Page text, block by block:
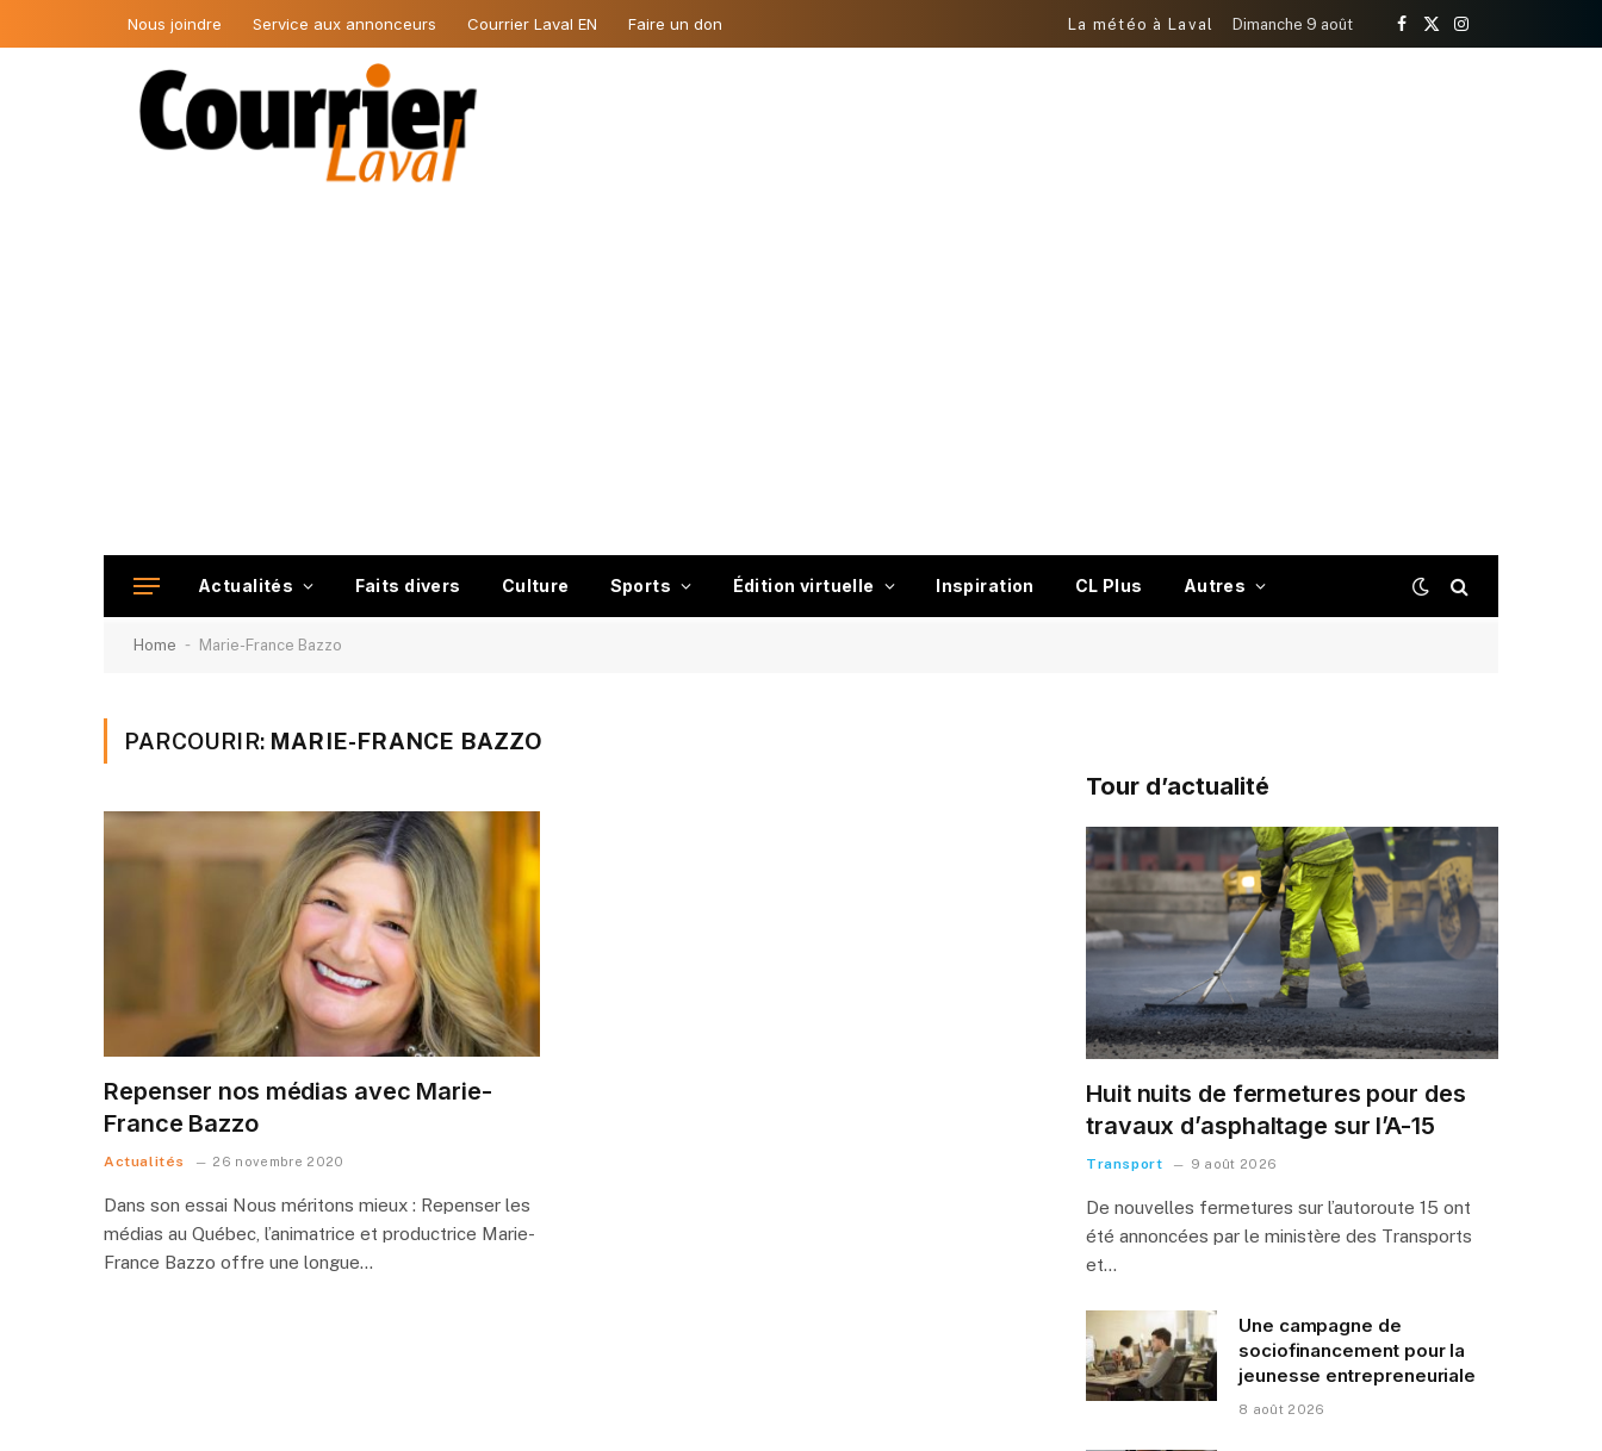
Nous joindre Service aux annonceurs Courrier Laval EN Faire un don La météo à Laval Dimanche 9 août
Facebook
X
Instagram
Actualités Faits divers Culture Sports Édition virtuelle Inspiration CL Plus Autres
Home - Marie-France Bazzo
PARCOURIR: MARIE-FRANCE BAZZO
Repenser nos médias avec Marie-
France Bazzo
Actualités 26 novembre 2020
Dans son essai Nous méritons mieux : Repenser les
médias au Québec, l’animatrice et productrice Marie-
France Bazzo offre une longue…
Tour d’actualité
Huit nuits de fermetures pour des
travaux d’asphaltage sur l’A-15
Transport 9 août 2026
De nouvelles fermetures sur l’autoroute 15 ont
été annoncées par le ministère des Transports
et…
Une campagne de
sociofinancement pour la
jeunesse entrepreneuriale
8 août 2026